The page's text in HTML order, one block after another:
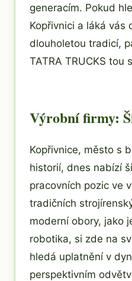
generacím. Pokud
Kopřivnici a láká vás
dlouholetou tradicí,
TATRA TRUCKS tou
Výrobní firmy:
Kopřivnice, město s
historií, dnes nabízí
pracovních pozic ve
tradičních
moderní obory, jako
robotika, si zde na
hledá uplatnění v
perspektivním